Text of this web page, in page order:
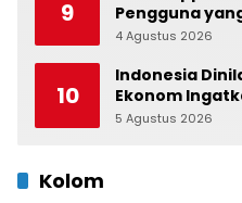
9
Pengguna
4 Agustus 2026
10
Indonesia
Ekonom
Independensi
5 Agustus 2026
Kolom